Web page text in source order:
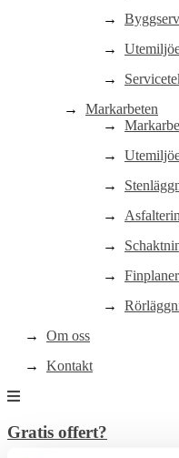
Markarbeten
Om oss
Kontakt
Gratis offert?